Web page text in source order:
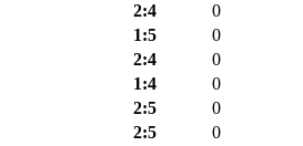
2:4
0
1:5
0
2:4
0
1:4
0
2:5
0
2:5
0